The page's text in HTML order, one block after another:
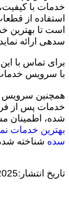
خدمات با
استفاده از
است تا بهترین
سدهی ارائه
برای تماس با
با سرویس
همچنین سرویس
خدمات پس از
شده، اطمینان
بهترین خدمات
سده شناخته
تاریخ انتشار:AM